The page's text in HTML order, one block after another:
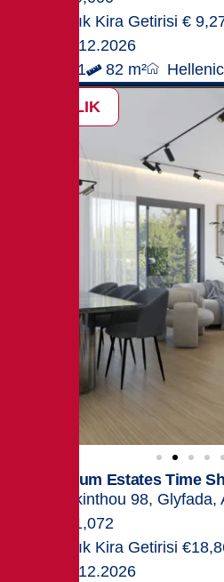
Yıllık Kira Getirisi €
31.12.2026
1+1
82 m²
Titanium Estates Time
Zakinthou 98,
591,072
Yıllık Kira Getirisi
31.12.2026
SATILIK